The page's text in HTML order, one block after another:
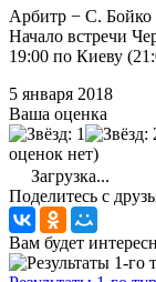
Арбитр − С. Бойко
Начало встречи
19:00 по Киеву
5 января 2018
Ваша оценка
оценок нет)
Загрузка...
Поделитесь с
Вам будет